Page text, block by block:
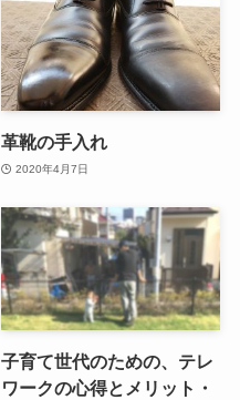
革靴の手入れ
2020年4月7日
子育て世代のための、テレ
ワークの心得とメリット・